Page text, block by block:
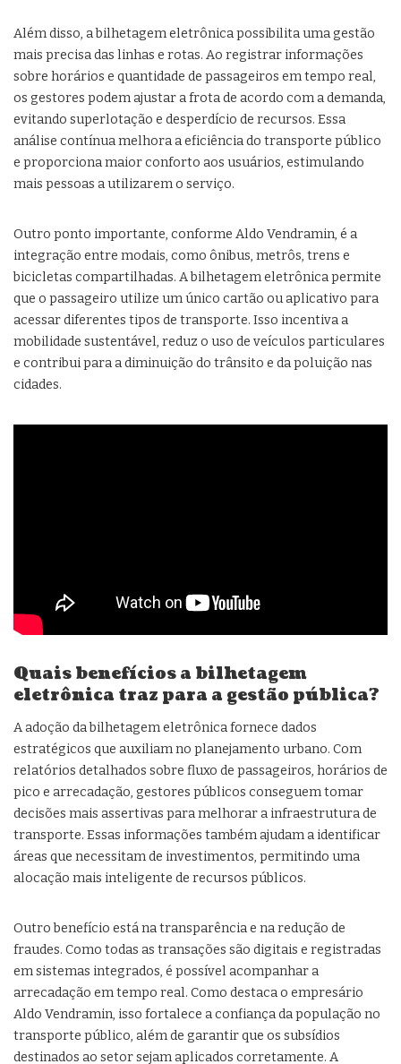
Além disso, a bilhetagem eletrônica possibilita uma gestão
mais precisa das linhas e rotas. Ao registrar informações
sobre horários e quantidade de passageiros em tempo real,
os gestores podem ajustar a frota de acordo com a demanda,
evitando superlotação e desperdício de recursos. Essa
análise contínua melhora a eficiência do transporte público
e proporciona maior conforto aos usuários, estimulando
mais pessoas a utilizarem o serviço.
Outro ponto importante, conforme Aldo Vendramin, é a
integração entre modais, como ônibus, metrôs, trens e
bicicletas compartilhadas. A bilhetagem eletrônica permite
que o passageiro utilize um único cartão ou aplicativo para
acessar diferentes tipos de transporte. Isso incentiva a
mobilidade sustentável, reduz o uso de veículos particulares
e contribui para a diminuição do trânsito e da poluição nas
cidades.
Quais benefícios a bilhetagem
eletrônica traz para a gestão pública?
A adoção da bilhetagem eletrônica fornece dados
estratégicos que auxiliam no planejamento urbano. Com
relatórios detalhados sobre fluxo de passageiros, horários de
pico e arrecadação, gestores públicos conseguem tomar
decisões mais assertivas para melhorar a infraestrutura de
transporte. Essas informações também ajudam a identificar
áreas que necessitam de investimentos, permitindo uma
alocação mais inteligente de recursos públicos.
Outro benefício está na transparência e na redução de
fraudes. Como todas as transações são digitais e registradas
em sistemas integrados, é possível acompanhar a
arrecadação em tempo real. Como destaca o empresário
Aldo Vendramin, isso fortalece a confiança da população no
transporte público, além de garantir que os subsídios
destinados ao setor sejam aplicados corretamente. A